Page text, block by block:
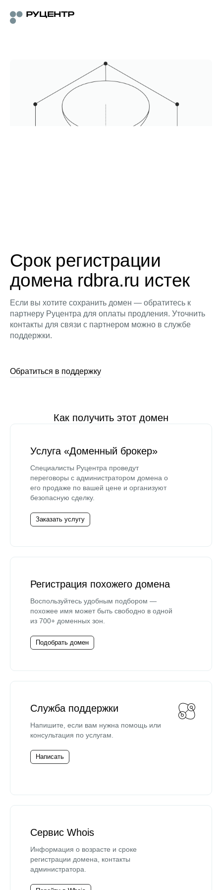
Срок регистрации
домена rdbra.ru истек
Если вы хотите сохранить домен — обратитесь к
партнеру Руцентра для оплаты продления. Уточнить
контакты для связи с партнером можно в службе
поддержки.
Обратиться в поддержку
Как получить этот домен
Услуга «Доменный брокер»
Специалисты Руцентра проведут
переговоры с администратором домена о
его продаже по вашей цене и организуют
безопасную сделку.
Заказать услугу
Регистрация похожего домена
Воспользуйтесь удобным подбором —
похожее имя может быть свободно в одной
из 700+ доменных зон.
Подобрать домен
Служба поддержки
Напишите, если вам нужна помощь или
консультация по услугам.
Написать
Сервис Whois
Информация о возрасте и сроке
регистрации домена, контакты
администратора.